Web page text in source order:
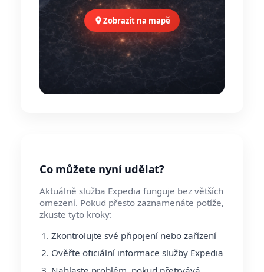
Zobrazit na mapě
Co můžete nyní udělat?
Aktuálně služba Expedia funguje bez větších
omezení. Pokud přesto zaznamenáte potíže,
zkuste tyto kroky:
Zkontrolujte své připojení nebo zařízení
Ověřte oficiální informace služby Expedia